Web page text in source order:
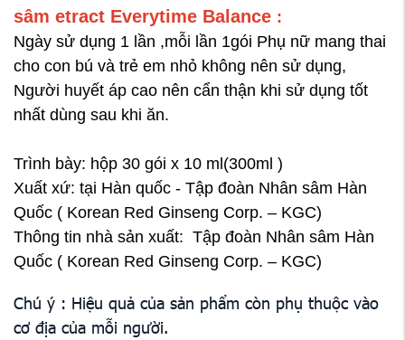
sâm etract Everytime Balance :
Ngày sử dụng 1 lần ,mỗi lần 1gói Phụ nữ mang thai
cho con bú và trẻ em nhỏ không nên sử dụng,
Người huyết áp cao nên cẩn thận khi sử dụng tốt
nhất dùng sau khi ăn.
Trình bày: hộp 30 gói x 10 ml(300ml )
Xuất xứ: tại Hàn quốc - Tập đoàn Nhân sâm Hàn
Quốc ( Korean Red Ginseng Corp. – KGC)
Thông tin nhà sản xuất: Tập đoàn Nhân sâm Hàn
Quốc ( Korean Red Ginseng Corp. – KGC)
Chú ý : Hiệu quả của sản phẩm còn phụ thuộc vào
cơ địa của mỗi người.